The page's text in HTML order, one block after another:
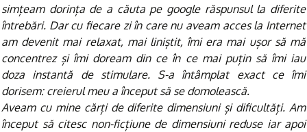
simțeam dorința de a căuta pe google răspunsul la diferite
întrebări. Dar cu fiecare zi în care nu aveam acces la Internet
am devenit mai relaxat, mai liniștit, îmi era mai ușor să mă
concentrez și îmi doream din ce în ce mai puțin să îmi iau
doza instantă de stimulare. S-a întâmplat exact ce îmi
dorisem: creierul meu a început să se domolească.
Aveam cu mine cărți de diferite dimensiuni și dificultăți. Am
început să citesc non-ficțiune de dimensiuni reduse iar apoi